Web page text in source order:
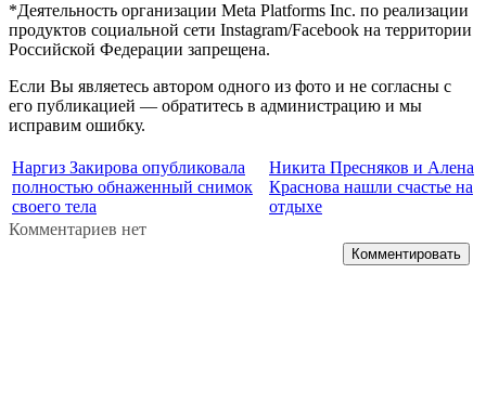
*Деятельность организации Meta Platforms Inc. по реализации
продуктов социальной сети Instagram/Facebook на территории
Российской Федерации запрещена.
Если Вы являетесь автором одного из фото и не согласны с
его публикацией — обратитесь в администрацию и мы
исправим ошибку.
Наргиз Закирова опубликовала
полностью обнаженный снимок
своего тела
Никита Пресняков и Алена
Краснова нашли счастье на
отдыхе
Комментариев нет
Комментировать